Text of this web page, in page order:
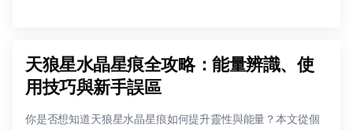
天狼星水晶星痕全攻略：能量辨識、使
用技巧與新手誤區
你是否想知道天狼星水晶星痕如何提升靈性與能量？本文從個